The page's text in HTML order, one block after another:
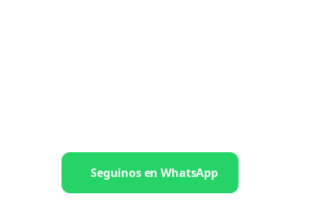
Seguinos en WhatsApp